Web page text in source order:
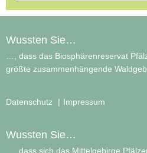
Wussten Sie…
…, dass das Biosphärenreservat
größte zusammenhängende
Datenschutz Impressum
Wussten Sie…
…, dass sich das Mittelgebirge